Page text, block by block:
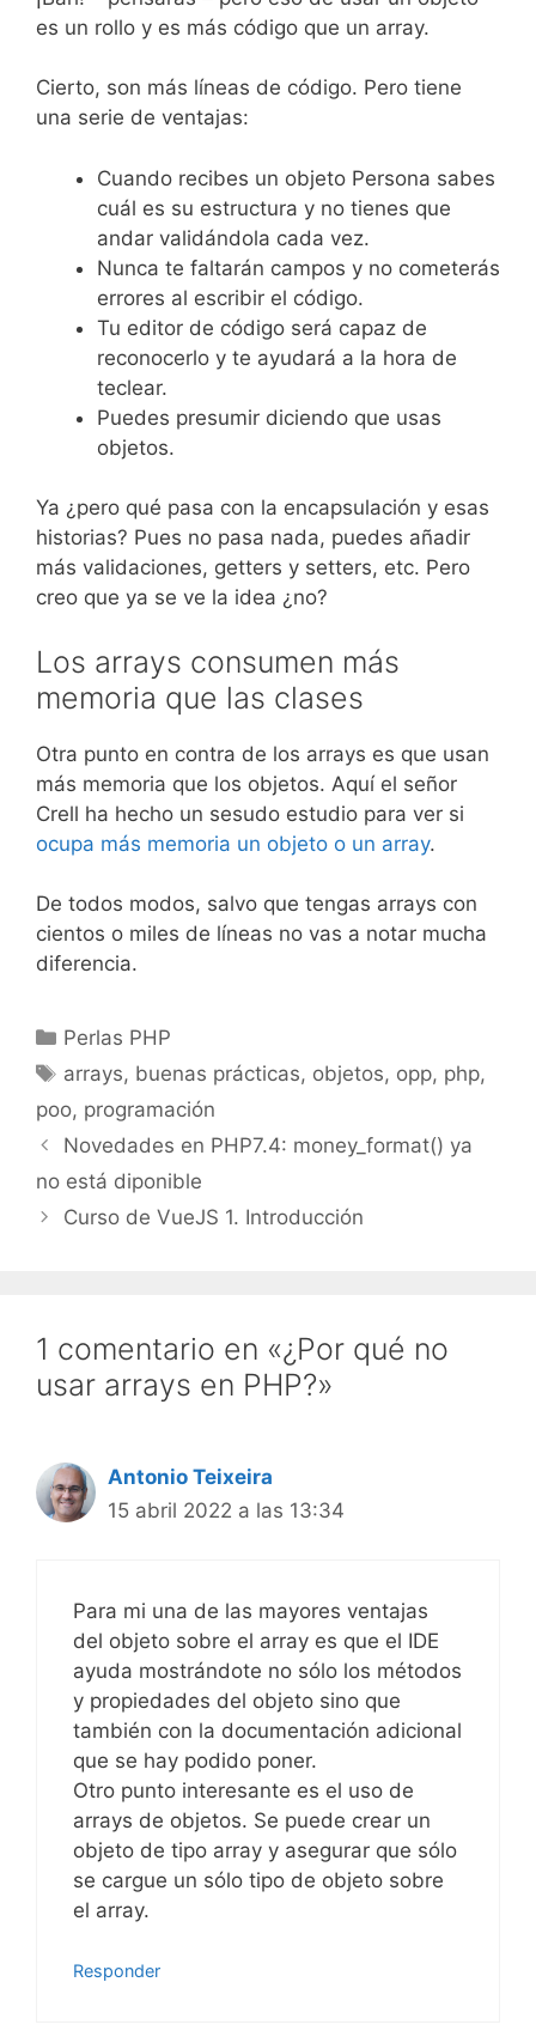
es un rollo y es más código que un array.
Cierto, son más líneas de código. Pero tiene
una serie de ventajas:
Cuando recibes un objeto Persona sabes
cuál es su estructura y no tienes que
andar validándola cada vez.
Nunca te faltarán campos y no cometerás
errores al escribir el código.
Tu editor de código será capaz de
reconocerlo y te ayudará a la hora de
teclear.
Puedes presumir diciendo que usas
objetos.
Ya ¿pero qué pasa con la encapsulación y esas
historias? Pues no pasa nada, puedes añadir
más validaciones, getters y setters, etc. Pero
creo que ya se ve la idea ¿no?
Los arrays consumen más
memoria que las clases
Otra punto en contra de los arrays es que usan
más memoria que los objetos. Aquí el señor
Crell ha hecho un sesudo estudio para ver si
ocupa más memoria un objeto o un array.
De todos modos, salvo que tengas arrays con
cientos o miles de líneas no vas a notar mucha
diferencia.
Categorías
Perlas PHP
Etiquetas
arrays, buenas prácticas, objetos, opp, php,
poo, programación
Novedades en PHP7.4: money_format() ya
no está diponible
Curso de VueJS 1. Introducción
1 comentario en «¿Por qué no
usar arrays en PHP?»
Antonio Teixeira
15 abril 2022 a las 13:34
Para mi una de las mayores ventajas
del objeto sobre el array es que el IDE
ayuda mostrándote no sólo los métodos
y propiedades del objeto sino que
también con la documentación adicional
que se hay podido poner.
Otro punto interesante es el uso de
arrays de objetos. Se puede crear un
objeto de tipo array y asegurar que sólo
se cargue un sólo tipo de objeto sobre
el array.
Responder